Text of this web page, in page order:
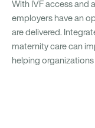
With IVF access and
employers have an
are delivered.
maternity care can
helping